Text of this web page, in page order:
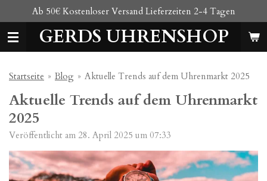
Hauptinhalt
springenGERDS UHRENSHOP
Ab 50€ Kostenloser Versand Lieferzeiten 2-4 Tagen
Startseite » Blog » Aktuelle Trends auf dem Uhrenmarkt 2025
Aktuelle Trends auf dem Uhrenmarkt
2025
Veröffentlicht am 28. April 2025 um 07:33